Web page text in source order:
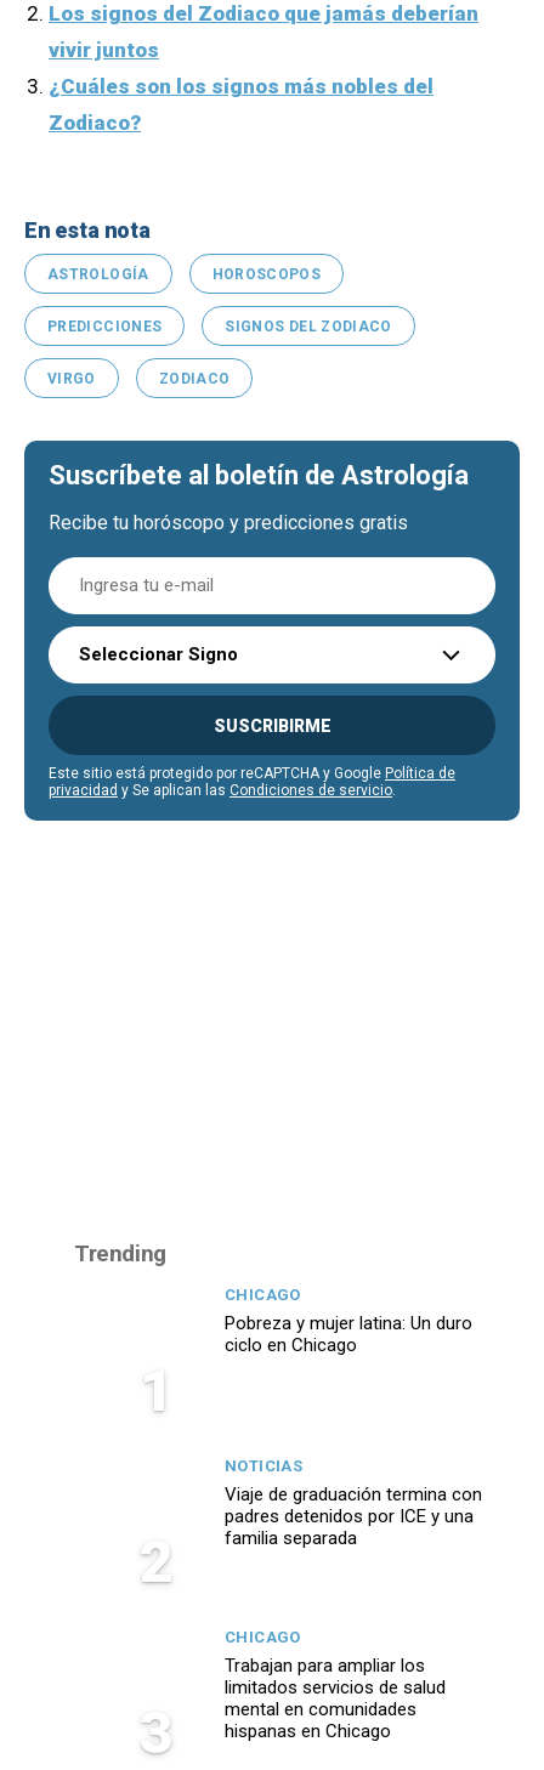
Los signos del Zodiaco que jamás deberían
vivir juntos
¿Cuáles son los signos más nobles del
Zodiaco?
En esta nota
ASTROLOGÍA HOROSCOPOS
PREDICCIONES SIGNOS DEL ZODIACO
VIRGO ZODIACO
Suscríbete al boletín de Astrología
Recibe tu horóscopo y predicciones gratis
Seleccionar Signo
SUSCRIBIRME
Este sitio está protegido por reCAPTCHA y Google Política de
privacidad y Se aplican las Condiciones de servicio.
Trending
1
CHICAGO
Pobreza y mujer latina: Un duro
ciclo en Chicago
2
NOTICIAS
Viaje de graduación termina con
padres detenidos por ICE y una
familia separada
3
CHICAGO
Trabajan para ampliar los
limitados servicios de salud
mental en comunidades
hispanas en Chicago